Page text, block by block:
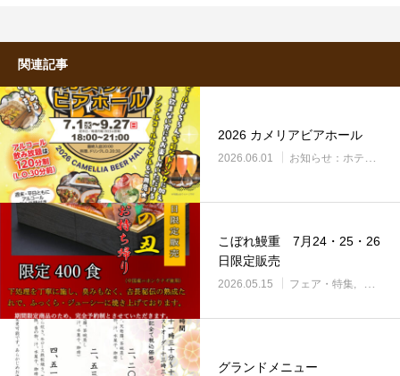
関連記事
2026 カメリアビアホール
2026.06.01 お知らせ：ホテル全体
こぼれ鰻重 7月24・25・26
日限定販売
2026.05.15 フェア・特集 フェア
グランドメニュー